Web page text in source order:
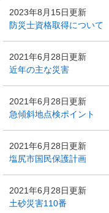
2023年8月15日更新
防災士資格取得について
2021年6月28日更新
近年の主な災害
2021年6月28日更新
急傾斜地点検ポイント
2021年6月28日更新
塩尻市国民保護計画
2021年6月28日更新
土砂災害110番